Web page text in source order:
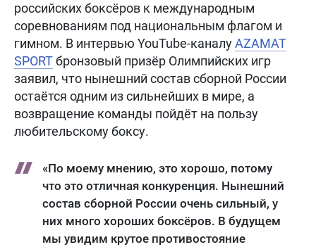
российских боксёров к международным
соревнованиям под национальным флагом и
гимном. В интервью YouTube-каналуAZAMAT
SPORTбронзовый призёр Олимпийских игр
заявил, что нынешний состав сборной России
остаётся одним из сильнейших в мире, а
возвращение команды пойдёт на пользу
любительскому боксу.
«По моему мнению, это хорошо, потому
что это отличная конкуренция. Нынешний
состав сборной России очень сильный, у
них много хороших боксёров. В будущем
мы увидим крутое противостояние